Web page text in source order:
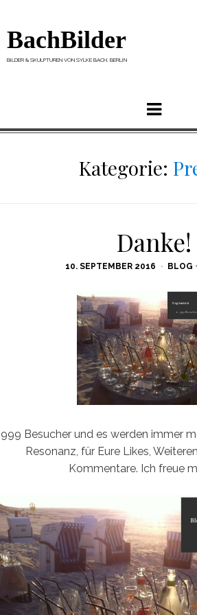
BachBilder
BILDER & SKULPTUREN VON SYLKE BACH, BERLIN
Menu
Kategorie:
Danke!
POSTED
10. SEPTEMBER 2016 BLOG •
999 Besucher und es werden immer
Resonanz, für Eure Likes,
Kommentare. Ich freue